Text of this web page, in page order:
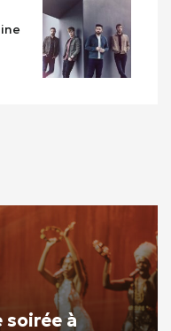
soirée à